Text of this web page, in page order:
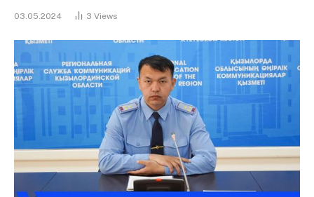
03.05.2024 3 Views